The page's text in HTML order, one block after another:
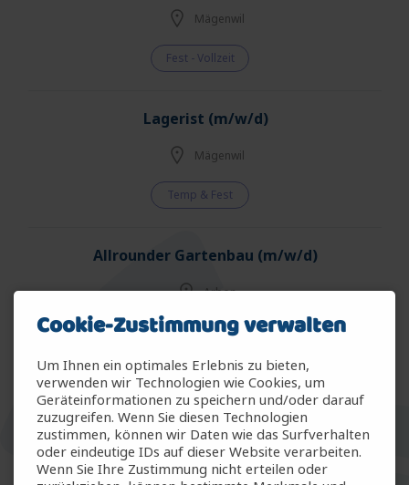
Mägenwil
Fest - Vollzeit
Lagerist (m/w/d)
Mägenwil
Temp & Fest
Allrounder Gartenbau (m/w/d)
Arbon
Temp & Fest
Allrounder Zimmermann (m/w/d)
Frauenfeld
Temp & Fest
Cookie-Zustimmung verwalten
Um Ihnen ein optimales Erlebnis zu bieten,
verwenden wir Technologien wie Cookies, um
Geräteinformationen zu speichern und/oder darauf
zuzugreifen. Wenn Sie diesen Technologien
zustimmen, können wir Daten wie das Surfverhalten
oder eindeutige IDs auf dieser Website verarbeiten.
Wenn Sie Ihre Zustimmung nicht erteilen oder